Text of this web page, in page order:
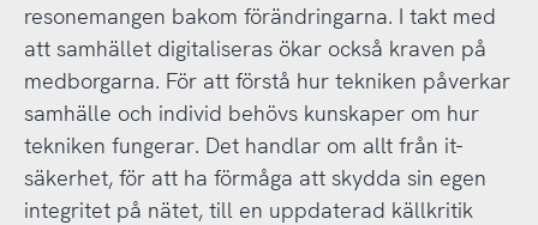
resonemangen bakom förändringarna. I takt med
att samhället digitaliseras ökar också kraven på
medborgarna. För att förstå hur tekniken påverkar
samhälle och individ behövs kunskaper om hur
tekniken fungerar. Det handlar om allt från it-
säkerhet, för att ha förmåga att skydda sin egen
integritet på nätet, till en uppdaterad källkritik